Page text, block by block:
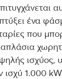
ένα
που
ισχύος,
ισχύ 1.000